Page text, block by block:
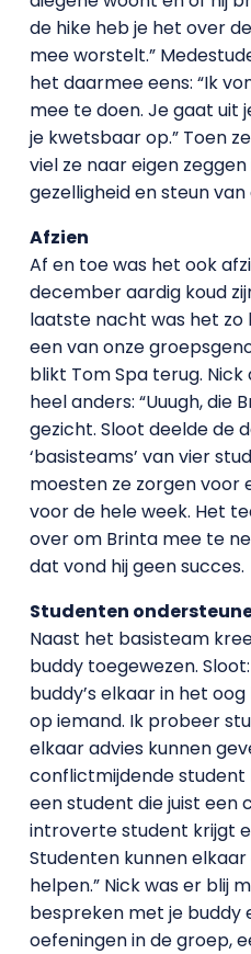
de hike heb je het over
mee worstelt.”
het daarmee eens: “Ik
mee te doen. Je gaat uit
je kwetsbaar op.” Toen
viel ze naar eigen
gezelligheid en steun van
Afzien
Af en toe was het ook
december aardig koud
laatste nacht was het
een van onze
blikt Tom Spa terug.
heel anders: “Uuugh, die
gezicht. Sloot deelde de
‘basisteams’ van vier
moesten ze zorgen voor
voor de hele week. Het
over om Brinta mee te
dat vond hij geen succes.
Studenten
Naast het basisteam
buddy toegewezen.
buddy’s elkaar in het
op iemand. Ik probeer
elkaar advies kunnen
conflictmijdende
een student die juist een
introverte student krijgt
Studenten kunnen
helpen.” Nick was er blij
bespreken met je buddy
oefeningen in de groep,